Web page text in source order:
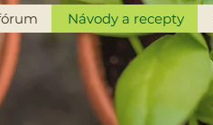
Návody a recepty